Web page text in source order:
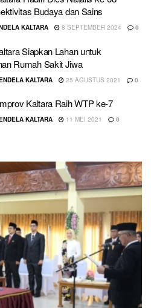
Budaya dan Sains
KALTARA 8 SEPTEMBER 2024 0
Siapkan Lahan untuk
Rumah Sakit Jiwa
KALTARA 25 AGUSTUS 2021 0
Kaltara Raih WTP ke-7
KALTARA 11 MEI 2021 0